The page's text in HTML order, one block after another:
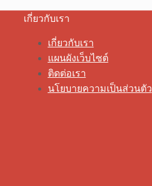
เกี่ยวกับเรา
เกี่ยวกับเรา
แผนผังเว็บไซต์
ติดต่อเรา
นโยบายความเป็นส่วนตัว